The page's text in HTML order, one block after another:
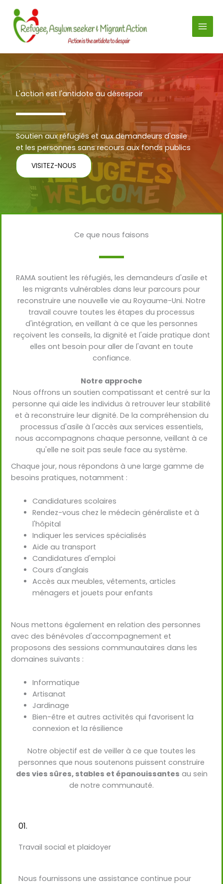
contenu
L'action est l'antidote au désespoir
Soutien aux réfugiés et aux demandeurs d'asile
et les personnes sans recours aux fonds publics
VISITEZ-NOUS
Ce que nous faisons
RAMA soutient les réfugiés, les demandeurs d'asile et
les migrants vulnérables dans leur parcours pour
reconstruire une nouvelle vie au Royaume-Uni. Notre
travail couvre toutes les étapes du processus
d'intégration, en veillant à ce que les personnes
reçoivent les conseils, la dignité et l'aide pratique dont
elles ont besoin pour aller de l'avant en toute
confiance.
Notre approche
Nous offrons un soutien compatissant et centré sur la
personne qui aide les individus à retrouver leur stabilité
et à reconstruire leur dignité. De la compréhension du
processus d'asile à l'accès aux services essentiels,
nous accompagnons chaque personne, veillant à ce
qu'elle ne soit pas seule face au système.
Chaque jour, nous répondons à une large gamme de
besoins pratiques, notamment :
Candidatures scolaires
Rendez-vous chez le médecin généraliste et à
l'hôpital
Indiquer les services spécialisés
Aide au transport
Candidatures d'emploi
Cours d'anglais
Accès aux meubles, vêtements, articles
ménagers et jouets pour enfants
Nous mettons également en relation des personnes
avec des bénévoles d'accompagnement et
proposons des sessions communautaires dans les
domaines suivants :
Informatique
Artisanat
Jardinage
Bien-être et autres activités qui favorisent la
connexion et la résilience
Notre objectif est de veiller à ce que toutes les
personnes que nous soutenons puissent construire
des vies sûres, stables et épanouissantes au sein
de notre communauté.
01.
Travail social et plaidoyer
Nous fournissons une assistance continue pour